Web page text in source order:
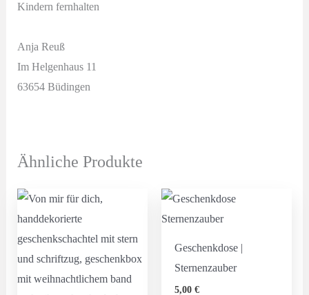
Kindern fernhalten
Anja Reuß
Im Helgenhaus 11
63654 Büdingen
Ähnliche Produkte
Geschenkdose |
Sternenzauber
5,00€